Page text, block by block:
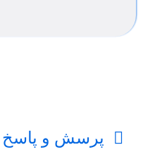
پرسش و پاسخ